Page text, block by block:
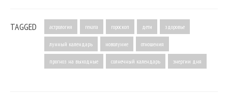
TAGGED астрология геката гороскоп дети здоровье
лунный календарь новолуние отношения
прогноз на выходные солнечный календарь энергии дня